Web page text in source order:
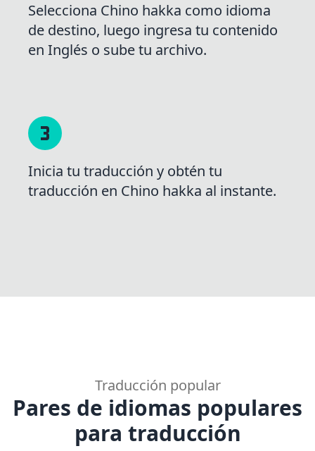
Selecciona Chino hakka como idioma
de destino, luego ingresa tu contenido
en Inglés o sube tu archivo.
Inicia tu traducción y obtén tu
traducción en Chino hakka al instante.
Traducción popular
Pares de idiomas populares
para traducción